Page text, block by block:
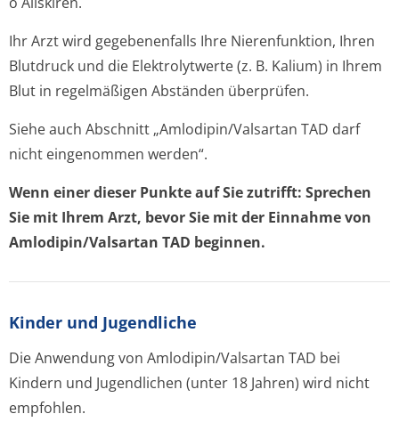
Ihr Arzt wird gegebenenfalls Ihre Nierenfunktion, Ihren
Blutdruck und die Elektrolytwerte (z. B. Kalium) in Ihrem
Blut in regelmäßigen Abständen überprüfen.
Siehe auch Abschnitt „Amlodipin/Val­sartan TAD darf
nicht eingenommen werden“.
Wenn einer dieser Punkte auf Sie zutrifft: Sprechen
Sie mit Ihrem Arzt, bevor Sie mit der Einnahme von
Amlodipin/Valsartan TAD beginnen.
Kinder und Jugendliche
Die Anwendung von Amlodipin/Valsartan TAD bei
Kindern und Jugendlichen (unter 18 Jahren) wird nicht
empfohlen.